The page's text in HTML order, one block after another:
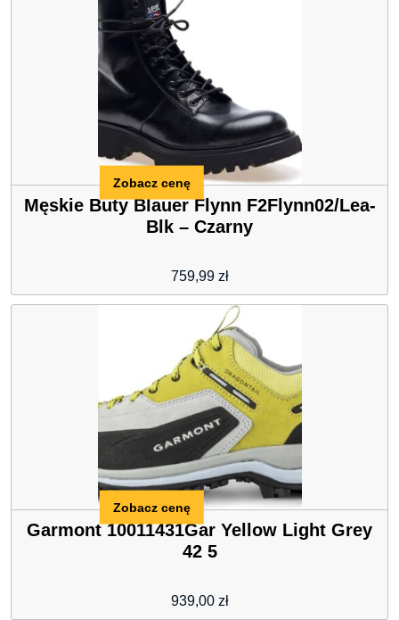
Męskie Buty Blauer Flynn F2Flynn02/Lea-
Blk – Czarny
759,99 zł
Zobacz cenę
Garmont 10011431Gar Yellow Light Grey
42 5
939,00 zł
Zobacz cenę